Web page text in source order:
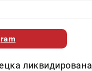
ликвидирована